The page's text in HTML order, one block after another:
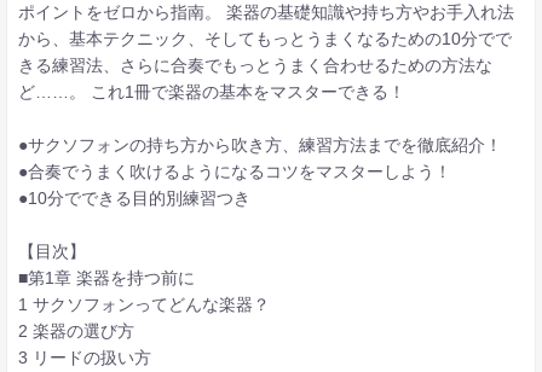
ポイントをゼロから指南。 楽器の基礎知識や持ち方やお手入れ法
から、基本テクニック、そしてもっとうまくなるための10分でで
きる練習法、さらに合奏でもっとうまく合わせるための方法な
ど……。 これ1冊で楽器の基本をマスターできる！
●サクソフォンの持ち方から吹き方、練習方法までを徹底紹介！
●合奏でうまく吹けるようになるコツをマスターしよう！
●10分でできる目的別練習つき
【目次】
■第1章 楽器を持つ前に
1 サクソフォンってどんな楽器？
2 楽器の選び方
3 リードの扱い方